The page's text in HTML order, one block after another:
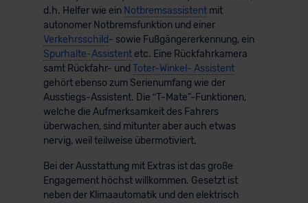
d.h. Helfer wie ein Notbremsassistentmit
autonomer Notbremsfunktion und einer
Verkehrsschild- sowie Fußgängererkennung, ein
Spurhalte-Assistentetc. Eine Rückfahrkamera
samt Rückfahr- und Toter-Winkel- Assistent
gehört ebenso zum Serienumfang wie der
Ausstiegs-Assistent. Die ʺT-Mate"-Funktionen,
welche die Aufmerksamkeit des Fahrers
überwachen, sind mitunter aber auch etwas
nervig, weil teilweise übermotiviert.
Bei der Ausstattung mit Extras ist das große
Engagement höchst willkommen. Gesetzt ist
neben der Klimaautomatik und den elektrisch